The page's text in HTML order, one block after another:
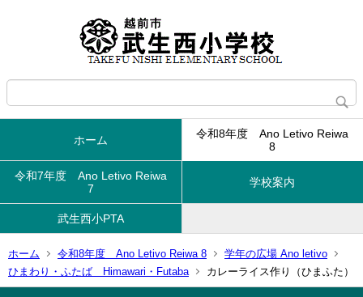
ホーム
令和8年度 Ano Letivo Reiwa
8
令和7年度 Ano Letivo Reiwa
7
学校案内
武生西小PTA
ホーム 令和8年度 Ano Letivo Reiwa 8
学年の広場 Ano letivo
ひまわり・ふたば Himawari・Futaba
カレーライス作り（ひまふた）